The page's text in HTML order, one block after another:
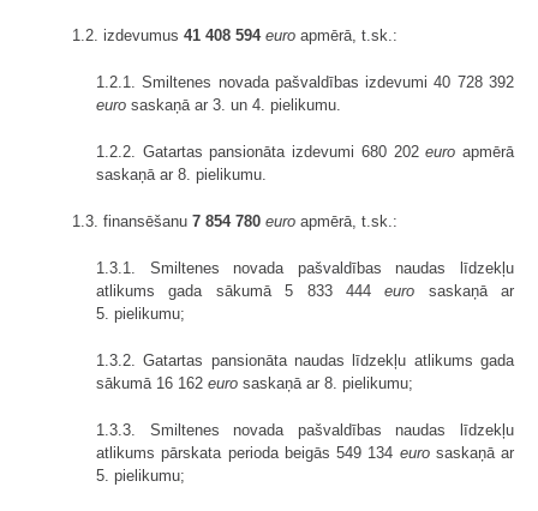
1.2. izdevumus 41 408 594 euro apmērā, t.sk.:
1.2.1. Smiltenes novada pašvaldības izdevumi 40 728 392
euro saskaņā ar 3. un 4. pielikumu.
1.2.2. Gatartas pansionāta izdevumi 680 202euro apmērā
saskaņā ar 8. pielikumu.
1.3. finansēšanu 7 854 780 euro apmērā, t.sk.:
1.3.1. Smiltenes novada pašvaldības naudas līdzekļu
atlikums gada sākumā 5 833 444euro saskaņā ar
5. pielikumu;
1.3.2. Gatartas pansionāta naudas līdzekļu atlikums gada
sākumā 16 162 euro saskaņā ar 8. pielikumu;
1.3.3. Smiltenes novada pašvaldības naudas līdzekļu
atlikums pārskata perioda beigās 549 134 eurosaskaņā ar
5. pielikumu;